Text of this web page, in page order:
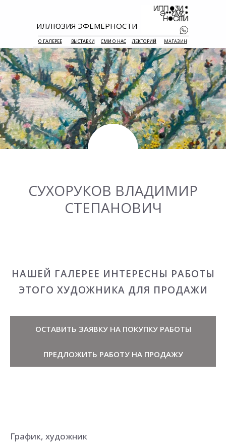
МАГАЗИН
ЛЕКТОРИЙ
СМИ О НАС
ВЫСТАВКИ
О ГАЛЕРЕЕ
ИЛЛЮЗИЯ ЭФЕМЕРНОСТИ
+7 938 177
СУХОРУКОВ ВЛАДИМИР
СТЕПАНОВИЧ
НАШЕЙ ГАЛЕРЕЕ ИНТЕРЕСНЫ РАБОТЫ
ЭТОГО ХУДОЖНИКА ДЛЯ ПРОДАЖИ
ОСТАВИТЬ ЗАЯВКУ НА ПОКУПКУ РАБОТЫ
ПРЕДЛОЖИТЬ РАБОТУ НА ПРОДАЖУ
График, художник